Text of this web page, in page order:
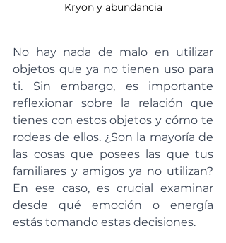
Kryon y abundancia
No hay nada de malo en utilizar
objetos que ya no tienen uso para
ti. Sin embargo, es importante
reflexionar sobre la relación que
tienes con estos objetos y cómo te
rodeas de ellos. ¿Son la mayoría de
las cosas que posees las que tus
familiares y amigos ya no utilizan?
En ese caso, es crucial examinar
desde qué emoción o energía
estás tomando estas decisiones.